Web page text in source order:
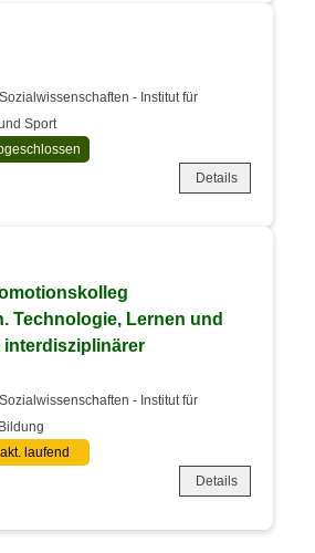
- Institut für
Sport
Details
Technologie, Lernen und
- Institut für
akt. laufend
Details